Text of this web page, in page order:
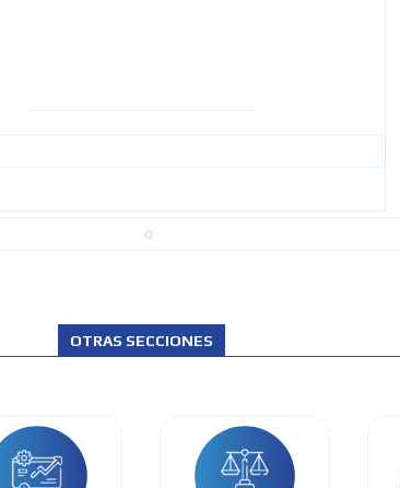
OTRAS SECCIONES